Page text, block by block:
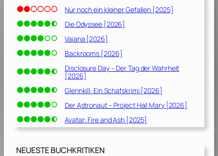
9
9
6
Nur noch ein kleiner Gefallen [2025]
Die Odyssee [2026]
Vaiana [2026]
Backrooms [2026]
Disclosure Day – Der Tag der Wahrheit
[2026]
Glennkill: Ein Schafskrimi [2026]
Der Astronaut – Project Hail Mary [2026]
Avatar: Fire and Ash [2025]
NEUESTE BUCHKRITIKEN